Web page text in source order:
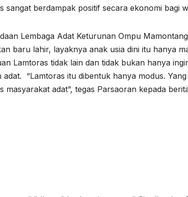
sangat berdampak positif secara ekonomi bagi
Lembaga Adat Keturunan Ompu
baru lahir, layaknya anak usia dini itu hanya
Lamtoras tidak lain dan tidak bukan hanya
adat. “Lamtoras itu dibentuk hanya modus.
masyarakat adat”, tegas Parsaoran kepada